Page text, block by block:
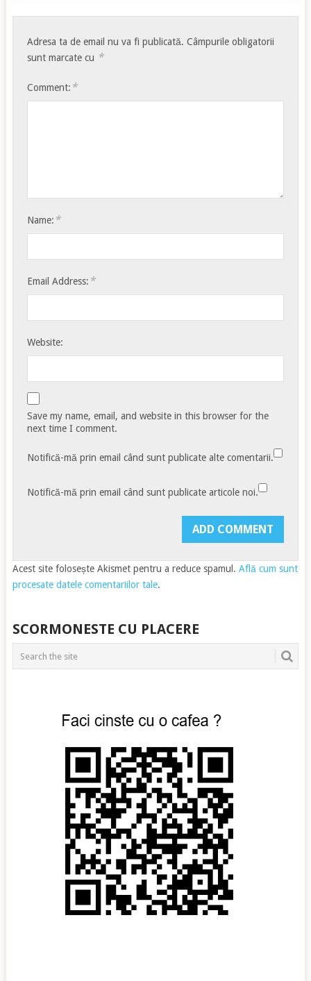
Adresa ta de email nu va fi publicată. Câmpurile obligatorii
sunt marcate cu *
Comment: *
Name: *
Email Address: *
Website:
Save my name, email, and website in this browser for the
next time I comment.
Notifică-mă prin email când sunt publicate alte comentarii.
Notifică-mă prin email când sunt publicate articole noi.
Acest site folosește Akismet pentru a reduce spamul. Află cum sunt
procesate datele comentariilor tale.
SCORMONESTE CU PLACERE